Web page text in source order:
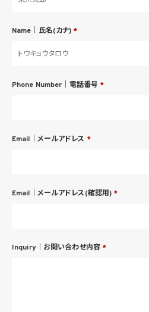
Name｜氏名(カナ) *
Phone Number｜電話番号 *
Email｜メールアドレス *
Email｜メールアドレス(確認用) *
Inquiry｜お問い合わせ内容 *